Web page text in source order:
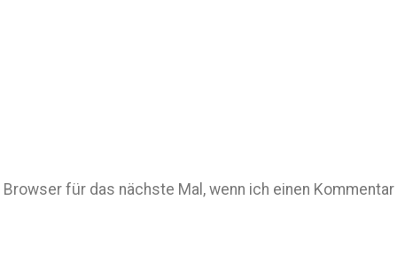
für das nächste Mal, wenn ich einen